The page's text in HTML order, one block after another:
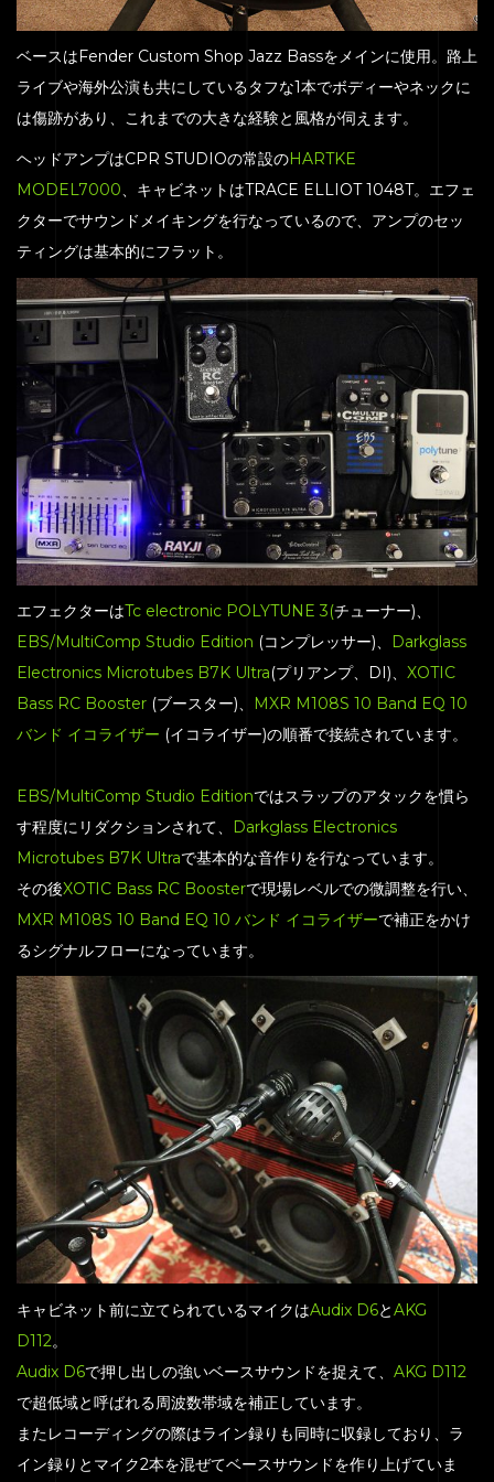
HOME
SERVICE
ENGENEER
EQUIPMENT
PRICE
ACCESS
BLOG
CONTACT
ベースはFender Custom Shop Jazz Bassをメインに使用。路上
ライブや海外公演も共にしているタフな1本でボディーやネックに
は傷跡があり、これまでの大きな経験と風格が伺えます。
ヘッドアンプはCPR STUDIOの常設のHARTKE
MODEL7000、キャビネットはTRACE ELLIOT 1048T。エフェ
クターでサウンドメイキングを行なっているので、アンプのセッ
ティングは基本的にフラット。
エフェクターはTc electronic POLYTUNE 3(チューナー)、
EBS/MultiComp Studio Edition (コンプレッサー)、
Darkglass
Electronics Microtubes B7K Ultra(プリアンプ、DI)、 XOTIC
Bass RC Booster (ブースター)、
MXR M108S 10 Band EQ 10
バンド イコライザー (イコライザー)の順番で接続されています。
EBS/MultiComp Studio Editionではスラップのアタックを慣ら
す程度にリダクションされて、
Darkglass Electronics
Microtubes B7K Ultraで基本的な音作りを行なっています。
その後XOTIC Bass RC Boosterで現場レベルでの微調整を行い、
MXR M108S 10 Band EQ 10 バンド イコライザーで補正をかけ
るシグナルフローになっています。
キャビネット前に立てられているマイクはAudix D6とAKG
D112。
Audix D6で押し出しの強いベースサウンドを捉えて、 AKG D112
で超低域と呼ばれる周波数帯域を補正しています。
またレコーディングの際はライン録りも同時に収録しており、ラ
イン録りとマイク2本を混ぜてベースサウンドを作り上げていま